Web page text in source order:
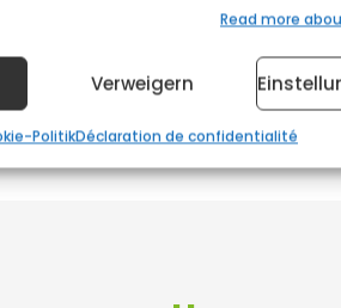
Endgeräte, Identifikation von
Verhinderung und
und Fehlerbehebung,
Read more
Verweigern
PolitikDéclaration de confidentialité